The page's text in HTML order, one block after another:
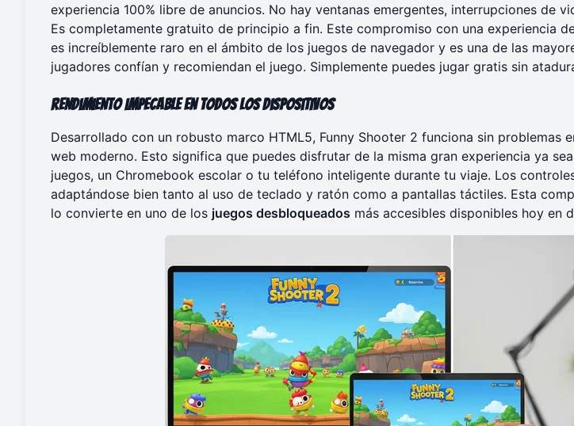
experiencia 100% libre de anuncios. No hay ventanas emergentes, interrupciones de
Es completamente gratuito de principio a fin. Este compromiso con una experiencia
es increíblemente raro en el ámbito de los juegos de navegador y es una de las
jugadores confían y recomiendan el juego. Simplemente puedes jugar gratis sin
Rendimiento Impecable en Todos los Dispositivos
Desarrollado con un robusto marco HTML5, Funny Shooter 2 funciona sin problemas
web moderno. Esto significa que puedes disfrutar de la misma gran experiencia ya
juegos, un Chromebook escolar o tu teléfono inteligente durante tu viaje. Los
adaptándose bien tanto al uso de teclado y ratón como a pantallas táctiles. Esta
lo convierte en uno de los juegos desbloqueados más accesibles disponibles hoy en